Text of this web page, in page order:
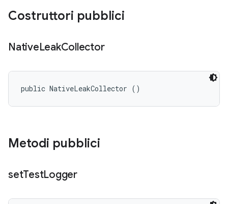
Costruttori pubblici
NativeLeakCollector
public NativeLeakCollector ()
Metodi pubblici
setTestLogger